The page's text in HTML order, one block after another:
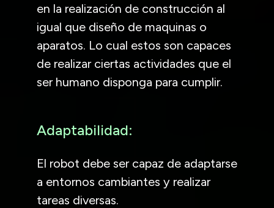
en la realización de construcción al
igual que diseño de maquinas o
aparatos. Lo cual estos son capaces
de realizar ciertas actividades que el
ser humano disponga para cumplir.
Adaptabilidad:
El robot debe ser capaz de adaptarse
a entornos cambiantes y realizar
tareas diversas.